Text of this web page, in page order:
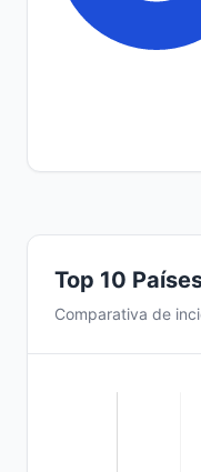
Top 10
Comparativa de